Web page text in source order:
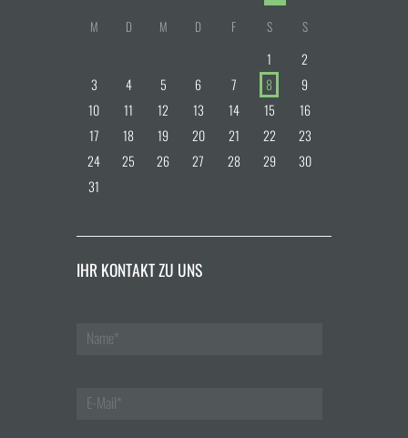
M D M D F S S
1
2
3
4 5 6 7 8
9
10
11 12 13 14 15
16
17
18 19 20 21 22
23
24
25 26 27 28 29
30
31
IHR KONTAKT ZU UNS